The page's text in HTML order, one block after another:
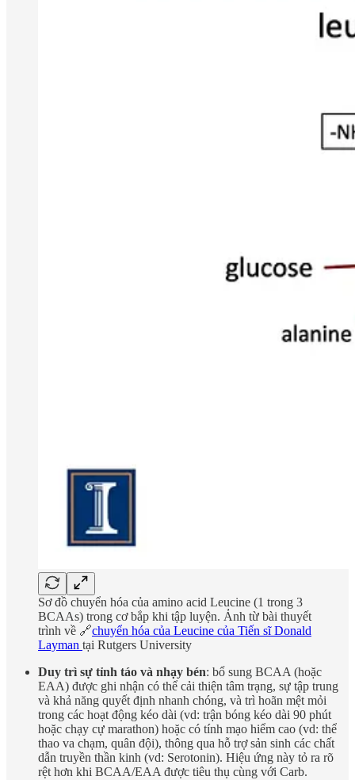
Sơ đồ chuyển hóa của amino acid Leucine (1 trong 3
BCAAs) trong cơ bắp khi tập luyện. Ảnh từ bài thuyết
trình về 🔗chuyển hóa của Leucine của Tiến sĩ Donald
Layman tại Rutgers University
Duy trì sự tỉnh táo và nhạy bén: bổ sung BCAA (hoặc
EAA) được ghi nhận có thể cải thiện tâm trạng, sự tập trung
và khả năng quyết định nhanh chóng, và trì hoãn mệt mỏi
trong các hoạt động kéo dài (vd: trận bóng kéo dài 90 phút
hoặc chạy cự marathon) hoặc có tính mạo hiểm cao (vd: thể
thao va chạm, quân đội), thông qua hỗ trợ sản sinh các chất
dẫn truyền thần kinh (vd: Serotonin). Hiệu ứng này tỏ ra rõ
rệt hơn khi BCAA/EAA được tiêu thụ cùng với Carb.